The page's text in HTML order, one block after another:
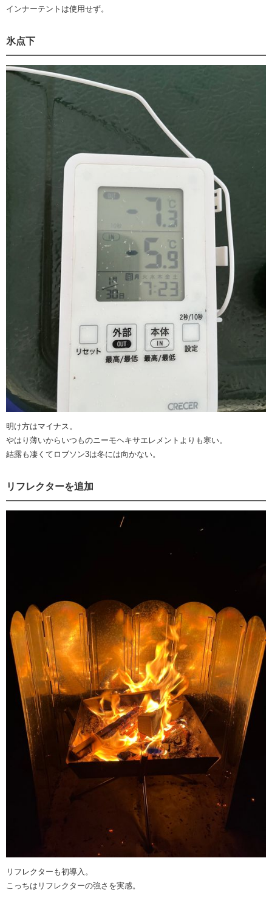
インナーテントは使用せず。
氷点下
明け方はマイナス。
やはり薄いからいつものニーモヘキサエレメントよりも寒い。
結露も凄くてロブソン3は冬には向かない。
リフレクターを追加
リフレクターも初導入。
こっちはリフレクターの強さを実感。